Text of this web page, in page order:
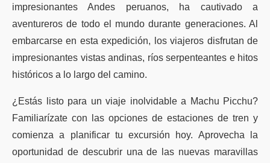
impresionantes Andes peruanos, ha cautivado a
aventureros de todo el mundo durante generaciones. Al
embarcarse en esta expedición, los viajeros disfrutan de
impresionantes vistas andinas, ríos serpenteantes e hitos
históricos a lo largo del camino.
¿Estás listo para un viaje inolvidable a Machu Picchu?
Familiarízate con las opciones de estaciones de tren y
comienza a planificar tu excursión hoy. Aprovecha la
oportunidad de descubrir una de las nuevas maravillas